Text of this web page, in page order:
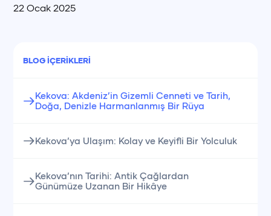
22 Ocak 2025
BLOG İÇERIKLERI
Kekova: Akdeniz’in Gizemli Cenneti ve Tarih,
Doğa, Denizle Harmanlanmış Bir Rüya
Kekova’ya Ulaşım: Kolay ve Keyifli Bir Yolculuk
Kekova’nın Tarihi: Antik Çağlardan
Günümüze Uzanan Bir Hikâye